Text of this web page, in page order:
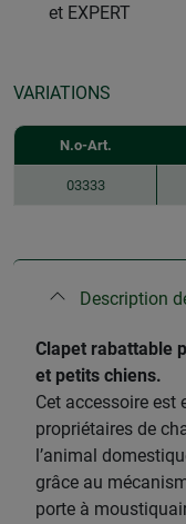
et EXPERT
VARIATIONS
N.o-Art.
03333
Description
Clapet rabattable
et petits chiens.
Cet accessoire est
propriétaires de
l’animal
grâce au
porte à